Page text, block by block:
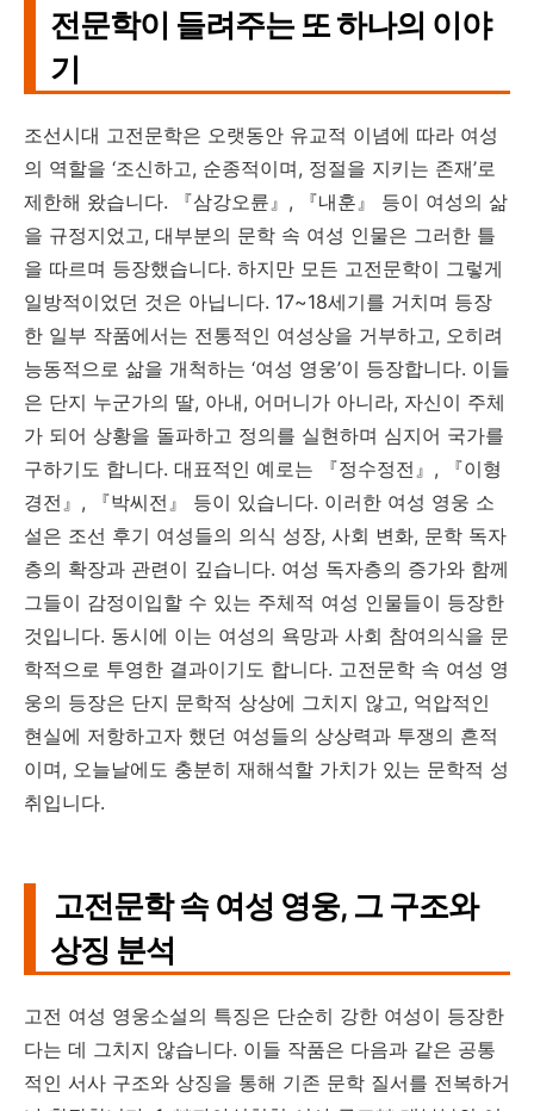
전문학이 들려주는 또 하나의 이야
기
조선시대 고전문학은 오랫동안 유교적 이념에 따라 여성
의 역할을 ‘조신하고, 순종적이며, 정절을 지키는 존재’로
제한해 왔습니다. 『삼강오륜』, 『내훈』 등이 여성의 삶
을 규정지었고, 대부분의 문학 속 여성 인물은 그러한 틀
을 따르며 등장했습니다. 하지만 모든 고전문학이 그렇게
일방적이었던 것은 아닙니다. 17~18세기를 거치며 등장
한 일부 작품에서는 전통적인 여성상을 거부하고, 오히려
능동적으로 삶을 개척하는 ‘여성 영웅’이 등장합니다. 이들
은 단지 누군가의 딸, 아내, 어머니가 아니라, 자신이 주체
가 되어 상황을 돌파하고 정의를 실현하며 심지어 국가를
구하기도 합니다. 대표적인 예로는 『정수정전』, 『이형
경전』, 『박씨전』 등이 있습니다. 이러한 여성 영웅 소
설은 조선 후기 여성들의 의식 성장, 사회 변화, 문학 독자
층의 확장과 관련이 깊습니다. 여성 독자층의 증가와 함께
그들이 감정이입할 수 있는 주체적 여성 인물들이 등장한
것입니다. 동시에 이는 여성의 욕망과 사회 참여의식을 문
학적으로 투영한 결과이기도 합니다. 고전문학 속 여성 영
웅의 등장은 단지 문학적 상상에 그치지 않고, 억압적인
현실에 저항하고자 했던 여성들의 상상력과 투쟁의 흔적
이며, 오늘날에도 충분히 재해석할 가치가 있는 문학적 성
취입니다.
고전문학 속 여성 영웅, 그 구조와
상징 분석
고전 여성 영웅소설의 특징은 단순히 강한 여성이 등장한
다는 데 그치지 않습니다. 이들 작품은 다음과 같은 공통
적인 서사 구조와 상징을 통해 기존 문학 질서를 전복하거